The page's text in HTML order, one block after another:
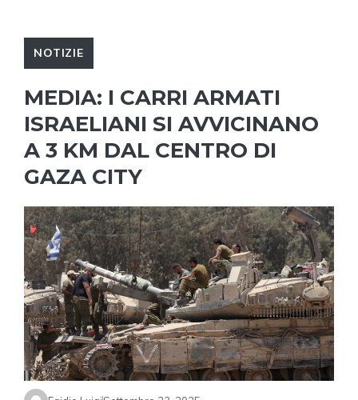
NOTIZIE
MEDIA: I CARRI ARMATI
ISRAELIANI SI AVVICINANO
A 3 KM DAL CENTRO DI
GAZA CITY